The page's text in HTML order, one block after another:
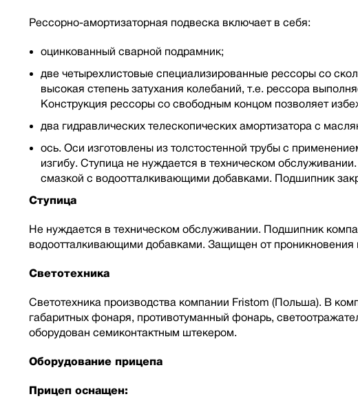
Рессорно-амортизаторная подвеска включает в себя:
оцинкованный сварной подрамник;
две четырехлистовые специализированные рессоры со
высокая степень затухания колебаний, т.е. рессора
Конструкция рессоры со свободным концом позволяет
два гидравлических телескопических амортизатора с
ось. Оси изготовлены из толстостенной трубы с
изгибу. Ступица не нуждается в техническом
смазкой с водоотталкивающими добавками. Подшипник
Ступица
Не нуждается в техническом обслуживании. Подшипник
водоотталкивающими добавками. Защищен от проникновения
Светотехника
Светотехника производства компании Fristom (Польша). В
габаритных фонаря, противотуманный фонарь,
оборудован семиконтактным штекером.
Оборудование прицепа
Прицеп оснащен: